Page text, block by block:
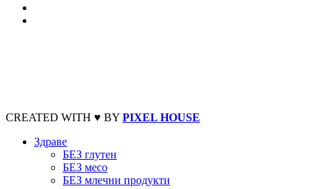
CREATED WITH ♥ BY PIXEL HOUSE
Здраве
БЕЗ глутен
БЕЗ месо
БЕЗ млечни продукти